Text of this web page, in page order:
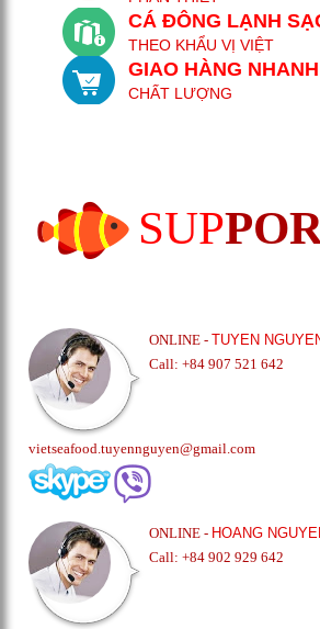
CÁ ĐÔNG LẠNH
THEO KHẨU VỊ VIỆT
GIAO HÀNG
CHẤT LƯỢNG
SUP
ONLINE -TUYEN
Call: +84 907 521 642
vietseafood.tuyennguyen@gmail.com
ONLINE - HOANG
Call: +84 902 929 642